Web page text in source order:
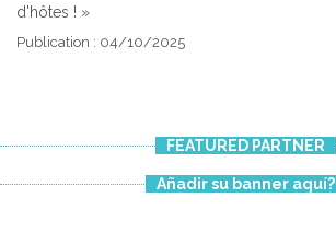
d'hôtes ! »
Publication : 04/10/2025
FEATURED PARTNER
Añadir su banner aquí?